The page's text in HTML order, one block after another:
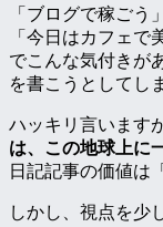
「ブログで稼ごう
「今日はカフェ
でこんな気付きが
を書こうとしてし
ハッキリ言います
は、この地球上に
日記記事の価値は
しかし、視点を少